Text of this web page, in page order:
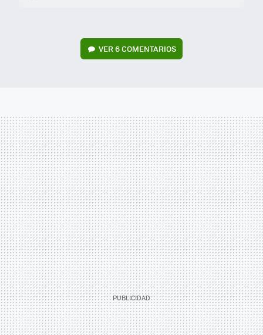
VER6 COMENTARIOS